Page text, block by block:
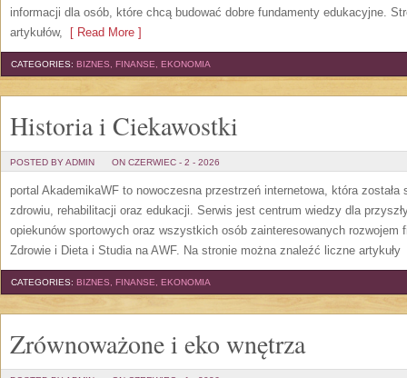
informacji dla osób, które chcą budować dobre fundamenty edukacyjne.
artykułów, [ Read More ]
CATEGORIES: BIZNES, FINANSE, EKONOMIA
Historia i Ciekawostki
POSTED BY ADMIN ON CZERWIEC - 2 - 2026
portal AkademikaWF to nowoczesna przestrzeń internetowa, która
zdrowiu, rehabilitacji oraz edukacji. Serwis jest centrum wiedzy dla
opiekunów sportowych oraz wszystkich osób zainteresowanych rozwojem
Zdrowie i Dieta i Studia na AWF. Na stronie można znaleźć liczne artykuły
CATEGORIES: BIZNES, FINANSE, EKONOMIA
Zrównoważone i eko wnętrza